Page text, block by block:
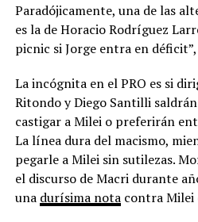
Paradójicamente, una de las
es la de Horacio Rodríguez
picnic si Jorge entra en
La incógnita en el PRO es si
Ritondo y Diego Santilli
castigar a Milei o preferirán
La línea dura del macismo,
pegarle a Milei sin sutilezas.
el discurso de Macri durante
una durísima notacontra Milei